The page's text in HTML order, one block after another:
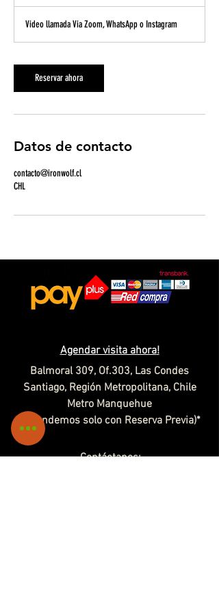
m
i
Video llamada Via Zoom, WhatsApp o Instagram
Reservar ahora
Datos de contacto
contacto@ironwolf.cl
CHL
Agendar visita ahora!
Balmoral 309, Of.303, Las Condes
Santiago, Región Metropolitana, Chile
​Metro Manquehue
*(Atendemos solo con Reserva Previa)*
Contáctanos: